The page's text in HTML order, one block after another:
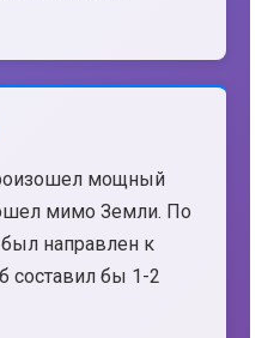
мощный
мимо Земли. По
направлен к
составил бы 1-2